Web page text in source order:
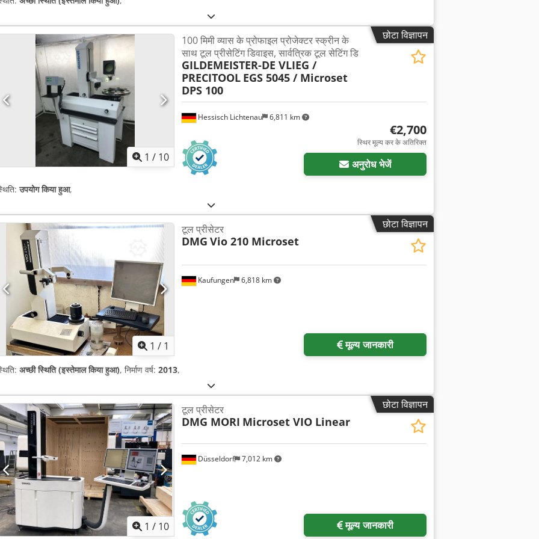
छोटा विज्ञापन
1 / 10
Hessisch Lichtenau 6,811 km
100 मिमी व्यास के प्रोफाइल प्रोजेक्टर स्क्रीन के
साथ टूल प्रीसेटिंग डिवाइस, सार्वत्रिक टूल सेटिंग डि
GILDEMEISTER-DE VLIEG /
PRECITOOL EGS 5045 / Microset
DPS 100
€2,700
स्थिर मूल्य कर के अतिरिक्त
अनुरोध भेजें
उपयोग किया हुआ,
छोटा विज्ञापन
1 / 1
Kaufungen 6,818 km
टूल प्रीसेटर
DMG Vio 210 Microset
मूल्य जानकारी
अच्छी स्थिति (इस्तेमाल किया हुआ), निर्माण वर्ष: 2013,
छोटा विज्ञापन
1 / 10
Düsseldorf 7,012 km
टूल प्रीसेटर
DMG MORI Microset VIO Linear
मूल्य जानकारी